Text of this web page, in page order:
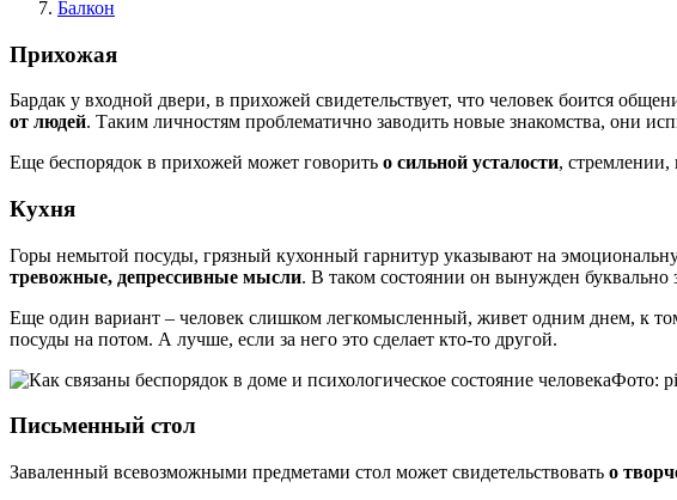
Балкон
Прихожая
Бардак у входной двери, в прихожей свидетельствует, что человек боится
от людей. Таким личностям проблематично заводить новые знакомства, они
Еще беспорядок в прихожей может говорить о сильной усталости, стремлении,
Кухня
Горы немытой посуды, грязный кухонный гарнитур указывают на
тревожные, депрессивные мысли. В таком состоянии он вынужден буквально
Еще один вариант – человек слишком легкомысленный, живет одним днем, к
посуды на потом. А лучше, если за него это сделает кто-то другой.
Фото:
Письменный стол
Заваленный всевозможными предметами стол может свидетельствовать о